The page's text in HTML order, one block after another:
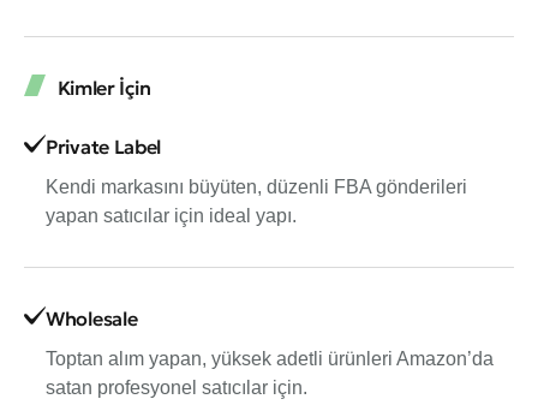
Kimler İçin
Private Label
Kendi markasını büyüten, düzenli FBA gönderileri
yapan satıcılar için ideal yapı.
Wholesale
Toptan alım yapan, yüksek adetli ürünleri Amazon’da
satan profesyonel satıcılar için.